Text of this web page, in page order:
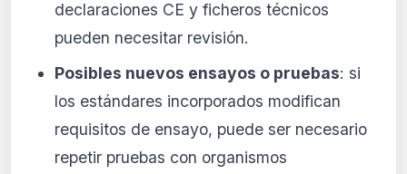
declaraciones CE y ficheros técnicos
pueden necesitar revisión.
Posibles nuevos ensayos o pruebas: si
los estándares incorporados modifican
requisitos de ensayo, puede ser necesario
repetir pruebas con organismos